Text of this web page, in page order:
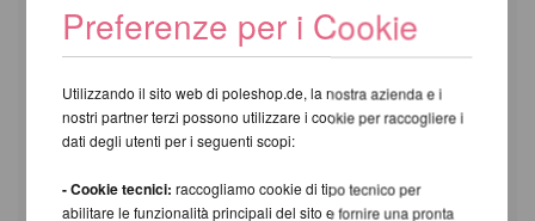
Preferenze per i Cookie
Utilizzando il sito web di poleshop.de, la nostra azienda e i
nostri partner terzi possono utilizzare i cookie per raccogliere i
dati degli utenti per i seguenti scopi:
- Cookie tecnici: raccogliamo cookie di tipo tecnico per
abilitare le funzionalità principali del sito e fornire una pronta